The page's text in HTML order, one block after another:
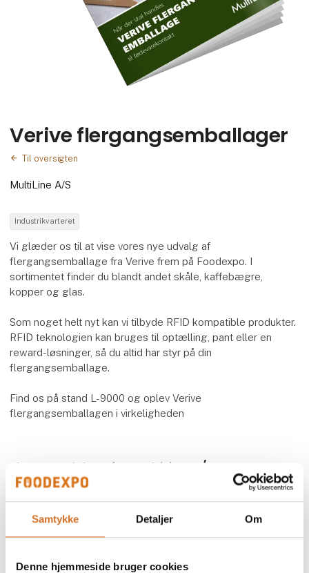
Samtykke Detaljer Om
Denne hjemmeside bruger cookies
Verive flergangsemballager
Til oversigten
MultiLine A/S
Industrikvarteret
Vi glæder os til at vise vores nye udvalg af
flergangsemballage fra Verive frem på Foodexpo. I
sortimentet finder du blandt andet skåle, kaffebægre,
kopper og glas.
Som noget helt nyt kan vi tilbyde RFID kompatible produkter.
RFID teknologien kan bruges til optælling, pant eller en
reward-løsninger, så du altid har styr på din
flergangsemballage.
Find os på stand L-9000 og oplev Verive
flergangsemballagen i virkeligheden
Flere produkter fra MultiLine A/S
Totalkoncepter til restaurant, café,
bistro & Street Food